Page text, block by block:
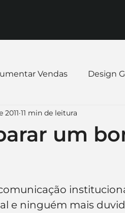
Vendas Design
Expandir negócio
para Empresa
Papelaria
um
2011 11 min de leitura
e ninguém mais